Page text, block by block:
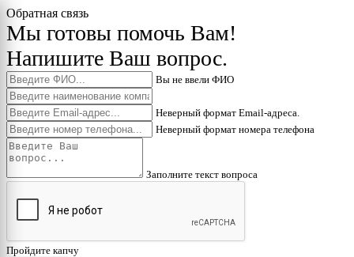
Обратная связь
Мы готовы помочь Вам!
Напишите Ваш вопрос.
Вы не ввели ФИО
Неверный формат Email-адреса.
Неверный формат номера телефона
Заполните текст вопроса
Пройдите капчу